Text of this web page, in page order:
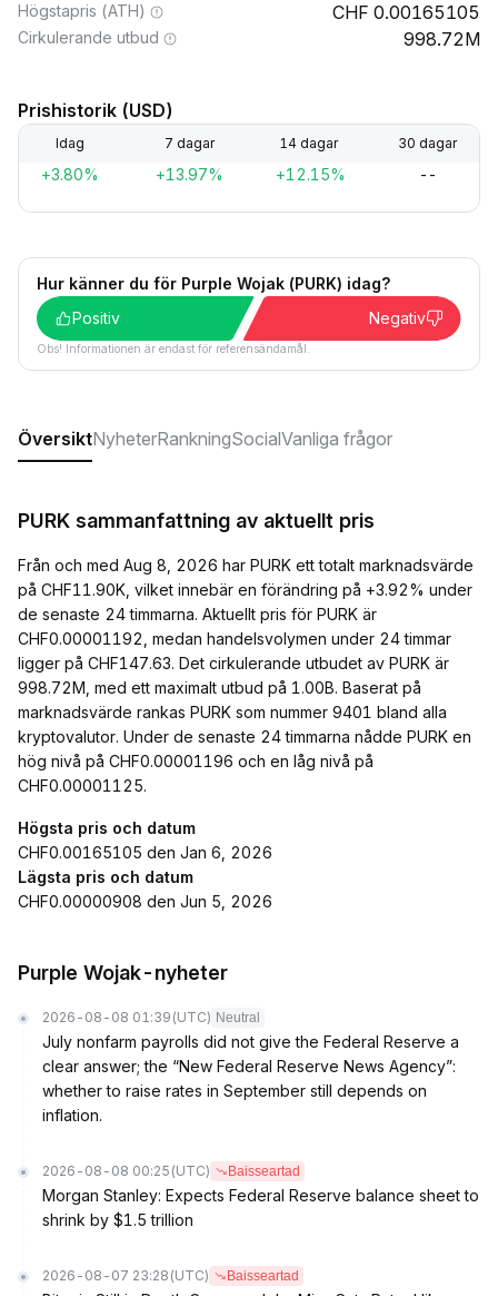
Högstapris (ATH) 0.00165105
Cirkulerande utbud 998.72M
Prishistorik (USD)
Idag 7 dagar 14 dagar 30 dagar
+3.80% +13.97% +12.15% --
Hur känner du för Purple Wojak (PURK) idag?
Positiv
Negativ
Obs! Informationen är endast för referensändamål.
ÖversiktNyheterRankningSocialVanliga frågor
PURK sammanfattning av aktuellt pris
Från och med Aug 8, 2026 har PURK ett totalt marknadsvärde
på CHF11.90K, vilket innebär en förändring på +3.92% under
de senaste 24 timmarna. Aktuellt pris för PURK är
CHF0.00001192, medan handelsvolymen under 24 timmar
ligger på CHF147.63. Det cirkulerande utbudet av PURK är
998.72M, med ett maximalt utbud på 1.00B. Baserat på
marknadsvärde rankas PURK som nummer 9401 bland alla
kryptovalutor. Under de senaste 24 timmarna nådde PURK en
hög nivå på CHF0.00001196 och en låg nivå på
CHF0.00001125.
Högsta pris och datum
CHF0.00165105 den Jan 6, 2026
Lägsta pris och datum
CHF0.00000908 den Jun 5, 2026
Purple Wojak-nyheter
2026-08-08 01:39 (UTC) Neutral
July nonfarm payrolls did not give the Federal Reserve a
clear answer; the “New Federal Reserve News Agency”:
whether to raise rates in September still depends on
inflation.
2026-08-08 00:25 (UTC) Baisseartad
Morgan Stanley: Expects Federal Reserve balance sheet to
shrink by $1.5 trillion
2026-08-07 23:28 (UTC) Baisseartad